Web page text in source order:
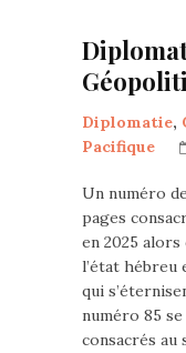
Diplomatie,
Pacifique
Un numéro
pages
en 2025 alors
l’état hébreu
qui
numéro 85
consacrés au